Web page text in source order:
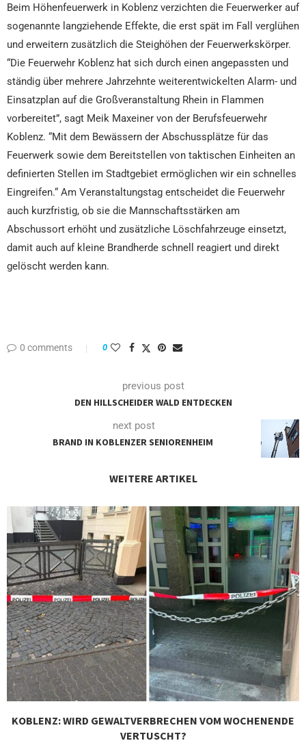
Beim Höhenfeuerwerk in Koblenz verzichten die Feuerwerker auf
sogenannte langziehende Effekte, die erst spät im Fall verglühen
und erweitern zusätzlich die Steighöhen der Feuerwerkskörper.
“Die Feuerwehr Koblenz hat sich durch einen angepassten und
ständig über mehrere Jahrzehnte weiterentwickelten Alarm- und
Einsatzplan auf die Großveranstaltung Rhein in Flammen
vorbereitet”, sagt Meik Maxeiner von der Berufsfeuerwehr
Koblenz. “Mit dem Bewässern der Abschussplätze für das
Feuerwerk sowie dem Bereitstellen von taktischen Einheiten an
definierten Stellen im Stadtgebiet ermöglichen wir ein schnelles
Eingreifen.“ Am Veranstaltungstag entscheidet die Feuerwehr
auch kurzfristig, ob sie die Mannschaftsstärken am
Abschussort erhöht und zusätzliche Löschfahrzeuge einsetzt,
damit auch auf kleine Brandherde schnell reagiert und direkt
gelöscht werden kann.
0 comments 0
previous post
DEN HILLSCHEIDER WALD ENTDECKEN
next post
BRAND IN KOBLENZER SENIORENHEIM
WEITERE ARTIKEL
KOBLENZ: WIRD GEWALTVERBRECHEN VOM WOCHENENDE
VERTUSCHT?